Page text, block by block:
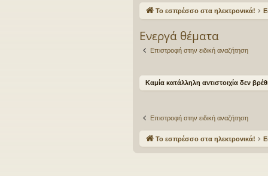
γο
ς
νδ
Το εσπρέσσο στα ηλεκτρονικά!
Ενεργά θέματα
Επιστροφή στην ειδική αναζήτηση
Καμία κατάλληλη αντιστοιχία δεν
Επιστροφή στην ειδική αναζήτηση
Το εσπρέσσο στα ηλεκτρονικά!